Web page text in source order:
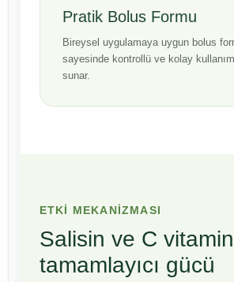
Pratik Bolus Formu
Bireysel uygulamaya uygun bolus
sayesinde kontrollü ve kolay
sunar.
ETKİ MEKANİZMASI
Salisin ve C
tamamlayıcı gücü